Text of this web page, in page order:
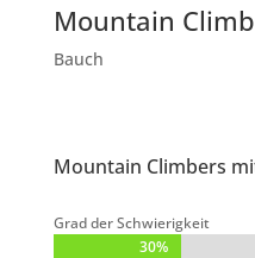
Mountain
Bauch
Mountain Climbers
Grad der Schwierigkeit
30%
30%